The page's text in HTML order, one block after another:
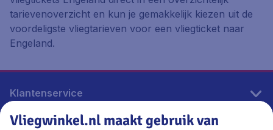
tarievenoverzicht en kun je gemakkelijk kiezen uit de
voordeligste vliegtarieven voor een vliegticket naar
Engeland.
Klantenservice
Vliegwinkel.nl maakt gebruik van